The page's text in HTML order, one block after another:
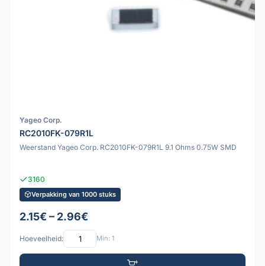
Yageo Corp.
RC2010FK-079R1L
Weerstand Yageo Corp. RC2010FK-079R1L 9.1 Ohms 0.75W SMD
3160
Verpakking van 1000 stuks
2.15€ – 2.96€
Hoeveelheid: Min: 1